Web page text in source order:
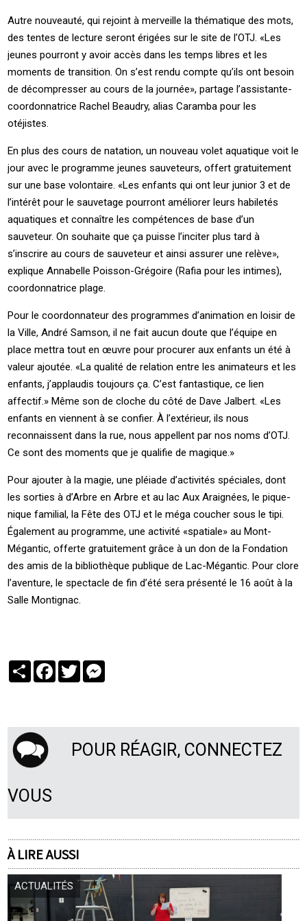
Autre nouveauté, qui rejoint à merveille la thématique des mots,
des tentes de lecture seront érigées sur le site de l’OTJ. «Les
jeunes pourront y avoir accès dans les temps libres et les
moments de transition. On s’est rendu compte qu’ils ont besoin
de décompresser au cours de la journée», partage l’assistante-
coordonnatrice Rachel Beaudry, alias Caramba pour les
otéjistes.
En plus des cours de natation, un nouveau volet aquatique voit le
jour avec le programme jeunes sauveteurs, offert gratuitement
sur une base volontaire. «Les enfants qui ont leur junior 3 et de
l’intérêt pour le sauvetage pourront améliorer leurs habiletés
aquatiques et connaître les compétences de base d’un
sauveteur. On souhaite que ça puisse l’inciter plus tard à
s’inscrire au cours de sauveteur et ainsi assurer une relève»,
explique Annabelle Poisson-Grégoire (Rafia pour les intimes),
coordonnatrice plage.
Pour le coordonnateur des programmes d’animation en loisir de
la Ville, André Samson, il ne fait aucun doute que l’équipe en
place mettra tout en œuvre pour procurer aux enfants un été à
valeur ajoutée. «La qualité de relation entre les animateurs et les
enfants, j’applaudis toujours ça. C’est fantastique, ce lien
affectif.» Même son de cloche du côté de Dave Jalbert. «Les
enfants en viennent à se confier. À l’extérieur, ils nous
reconnaissent dans la rue, nous appellent par nos noms d’OTJ.
Ce sont des moments que je qualifie de magique.»
Pour ajouter à la magie, une pléiade d’activités spéciales, dont
les sorties à d’Arbre en Arbre et au lac Aux Araignées, le pique-
nique familial, la Fête des OTJ et le méga coucher sous le tipi.
Également au programme, une activité «spatiale» au Mont-
Mégantic, offerte gratuitement grâce à un don de la Fondation
des amis de la bibliothèque publique de Lac-Mégantic. Pour clore
l’aventure, le spectacle de fin d’été sera présenté le 16 août à la
Salle Montignac.
PartagerFacebook
Twitter
POUR RÉAGIR, CONNECTEZ
VOUS
À LIRE AUSSI
ACTUALITÉS